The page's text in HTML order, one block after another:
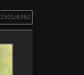
1501/6392